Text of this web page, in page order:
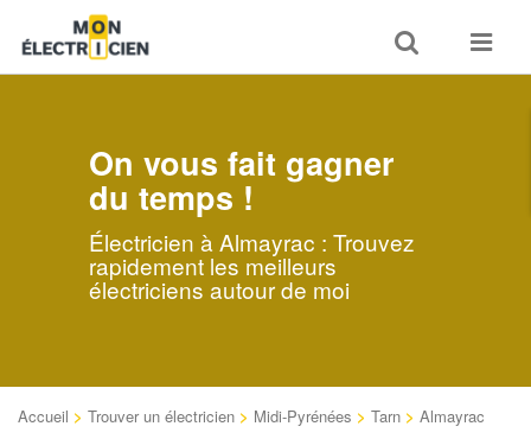
Toggle
search
Toggle
On vous fait gagner
du temps !
Électricien à Almayrac : Trouvez
rapidement les meilleurs
électriciens autour de moi
Accueil > Trouver un électricien > Midi-Pyrénées > Tarn > Almayrac